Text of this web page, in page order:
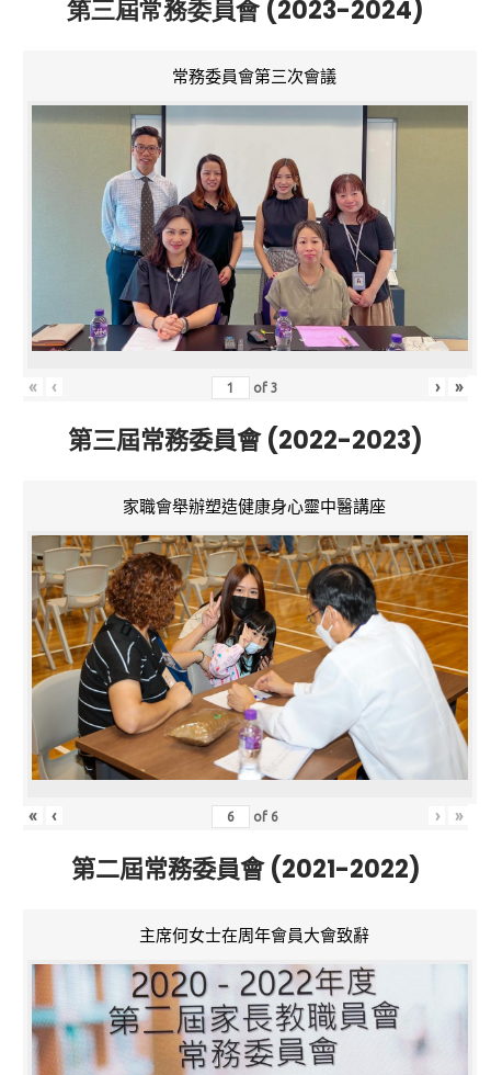
第三屆常務委員會 (2023-2024)
常務委員會第三次會議
« ‹ of3 › »
第三屆常務委員會 (2022-2023)
家職會舉辦塑造健康身心靈中醫講座
« ‹ of 6 › »
第二屆常務委員會 (2021-2022)
主席何女士在周年會員大會致辭